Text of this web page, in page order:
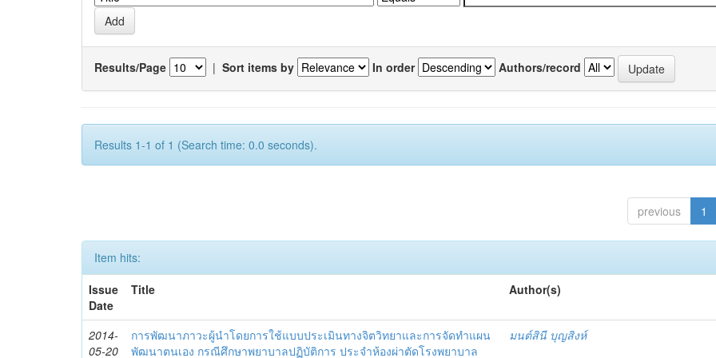
Results/Page | Sort items by In order Authors/record
Results 1-1 of 1 (Search time: 0.0 seconds).
previous 1
Item hits:
Issue
Date
Title Author(s)
2014-
05-20
การพัฒนาภาวะผู้นำโดยการใช้แบบประเมินทางจิตวิทยาและการจัดทำแผน
พัฒนาตนเอง กรณีศึกษาพยาบาลปฏิบัติการ ประจำห้องผ่าตัดโรงพยาบาล
มนต์สินี บุญสิงห์